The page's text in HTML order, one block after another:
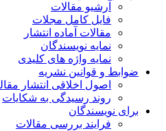
آرشیو مقالات
فایل کامل مجلات
مقالات آماده انتشار
نمایه نویسندگان
نمایه واژه های کلیدی
ضوابط و قوانین نشریه
اصول اخلاقی انتشار مقاله
روند رسیدگی به شکایات
برای نویسندگان
فرایند بررسی مقالات